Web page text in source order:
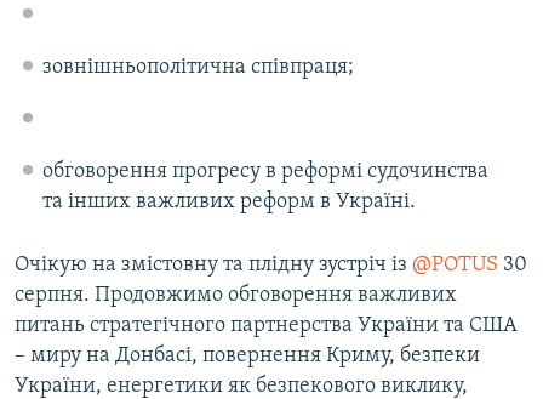
зовнішньополітична співпраця;
обговорення прогресу в реформі судочинства
та інших важливих реформ в Україні.
Очікую на змістовну та плідну зустріч із @POTUS 30
серпня. Продовжимо обговорення важливих
питань стратегічного партнерства України та США
– миру на Донбасі, повернення Криму, безпеки
України, енергетики як безпекового виклику,